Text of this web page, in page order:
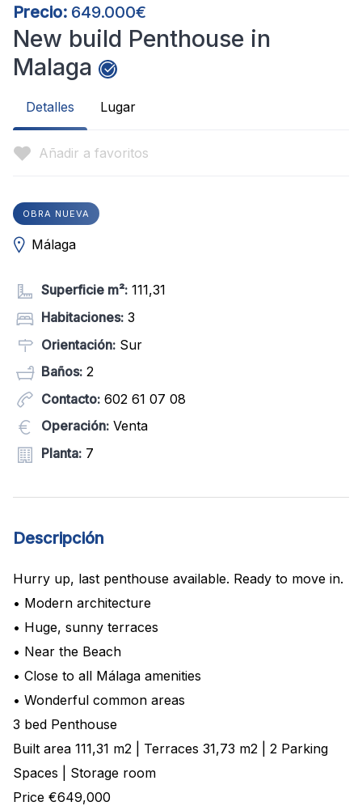
Precio: 649.000€
New build Penthouse in
Malaga
Detalles Lugar
Añadir a favoritos
OBRA NUEVA
Málaga
Superficie m²: 111,31
Habitaciones: 3
Orientación: Sur
Baños: 2
Contacto: 602 61 07 08
Operación: Venta
Planta: 7
Descripción
Hurry up, last penthouse available. Ready to move in.
• Modern architecture
• Huge, sunny terraces
• Near the Beach
• Close to all Málaga amenities
• Wonderful common areas
3 bed Penthouse
Built area 111,31 m2 | Terraces 31,73 m2 | 2 Parking
Spaces | Storage room
Price €649,000